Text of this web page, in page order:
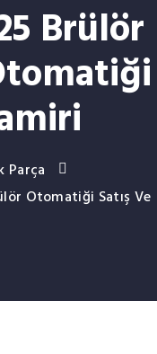
Brülör
Parça
Otomatiği Satış Ve